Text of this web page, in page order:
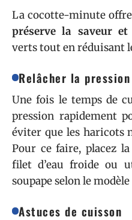
La cocotte-minute
préserve la saveur
verts tout en réduisant
Relâcher la pression
Une fois le temps de
pression rapidement
éviter que les haricots
Pour ce faire, placez
filet d’eau froide ou
soupape selon le
Astuces de cuisson